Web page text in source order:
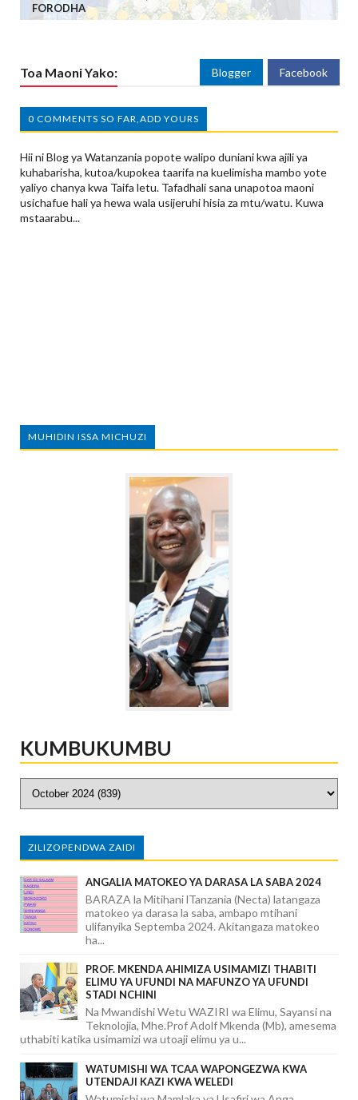
FORODHA
Toa Maoni Yako: Blogger Facebook
0 COMMENTS SO FAR,ADD YOURS
Hii ni Blog ya Watanzania popote walipo duniani kwa ajili ya
kuhabarisha, kutoa/kupokea taarifa na kuelimisha mambo yote
yaliyo chanya kwa Taifa letu. Tafadhali sana unapotoa maoni
usichafue hali ya hewa wala usijeruhi hisia za mtu/watu. Kuwa
mstaarabu...
MUHIDIN ISSA MICHUZI
KUMBUKUMBU
ZILIZOPENDWA ZAIDI
ANGALIA MATOKEO YA DARASA LA SABA 2024
BARAZA la Mitihani lTanzania (Necta) latangaza
matokeo ya darasa la saba, ambapo mtihani
ulifanyika Septemba 2024. Akitangaza matokeo
ha...
PROF. MKENDA AHIMIZA USIMAMIZI THABITI
ELIMU YA UFUNDI NA MAFUNZO YA UFUNDI
STADI NCHINI
Na Mwandishi Wetu WAZIRI wa Elimu, Sayansi na
Teknolojia, Mhe.Prof Adolf Mkenda (Mb), amesema
uthabiti katika usimamizi wa utoaji elimu ya u...
WATUMISHI WA TCAA WAPONGEZWA KWA
UTENDAJI KAZI KWA WELEDI